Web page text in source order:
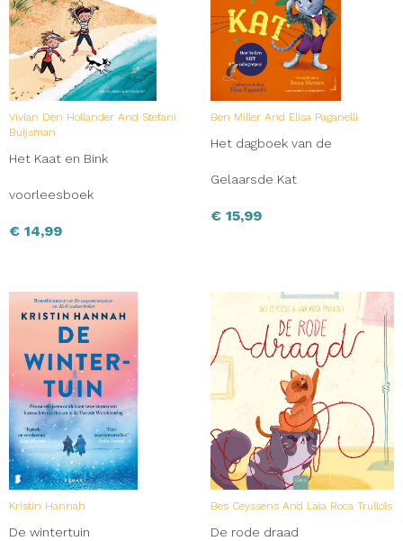
Vivian Den Hollander And Stefani
Buijsman
Het Kaat en Bink
voorleesboek
€ 14,99
Ben Miller And Elisa Paganelli
Het dagboek van de
Gelaarsde Kat
€ 15,99
Kristin Hannah
De wintertuin
Bes Ceyssens And Laia Roca Trullols
De rode draad